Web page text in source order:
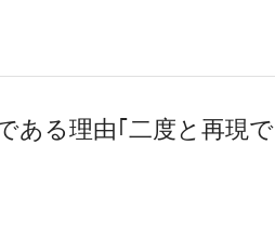
ある理由｢二度と再現で